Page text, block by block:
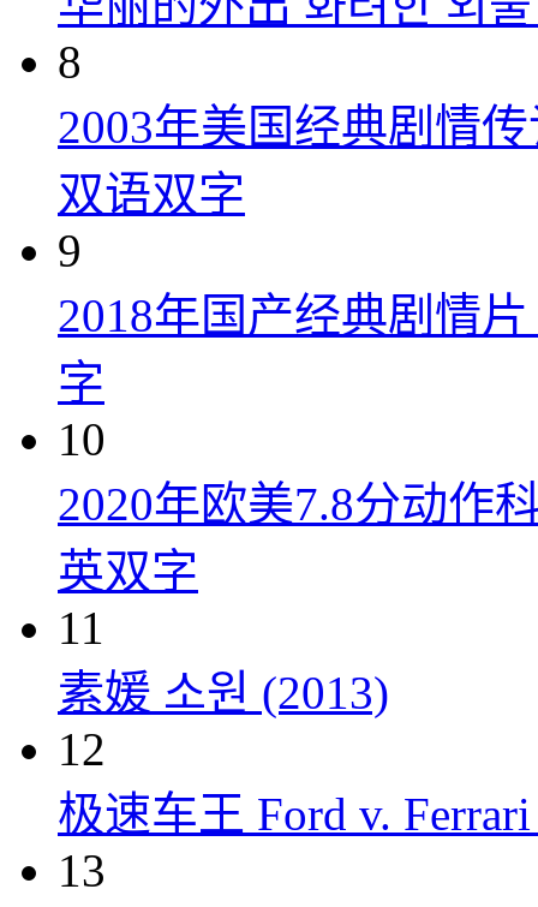
8
2003年美国经典剧情
双语双字
9
2018年国产经典剧情
字
10
2020年欧美7.8分动作
英双字
11
素媛 소원 (2013)
12
极速车王 Ford v.
13